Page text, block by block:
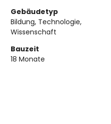
Gebäudetyp
Bildung, Technologie,
Wissenschaft
Bauzeit
18 Monate